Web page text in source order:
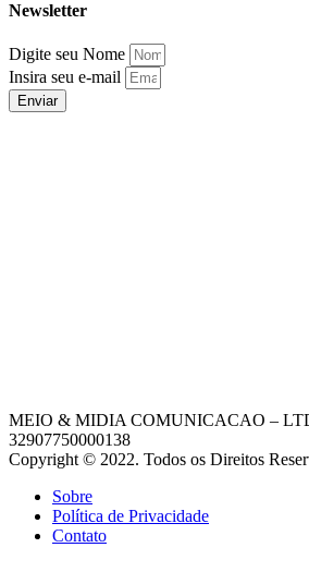
Newsletter
Digite seu Nome
Insira seu e-mail
Enviar
MEIO & MIDIA COMUNICACAO –
32907750000138
Copyright © 2022. Todos os Direitos
Sobre
Política de Privacidade
Contato